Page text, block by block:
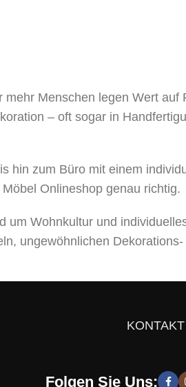
Menschen legen Wert auf
– oft sogar in
hin zum Büro mit einem
Onlineshop genau richtig.
um Wohnkultur und
ungewöhnlichen Dekorations-
und stilvolle Lösungen, die Sie
KONTAKT
Folgen Sie Uns: